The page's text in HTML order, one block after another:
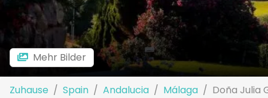
Mehr Bilder
Zuhause Spain Andalucia Málaga Doña Julia